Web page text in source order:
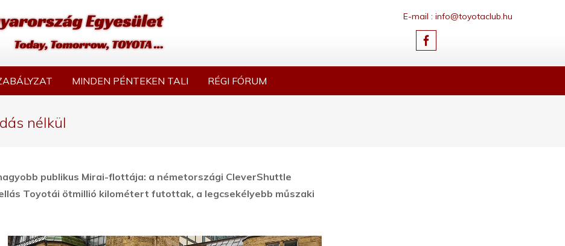
E-mail : info@toyotaclub.hu
MINDEN PÉNTEKEN TALI RÉGI FÓRUM
nélkül
publikus Mirai-flottája: a németországi CleverShuttle
Toyotái ötmillió kilométert futottak, a legcsekélyebb műszaki